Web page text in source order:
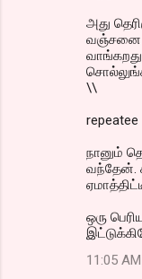
அது
வஞ்சனை
\\
repeatee
நானும்
வந்தேன்.
ஒரு
11:05 AM